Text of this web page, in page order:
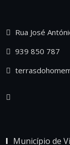
Rua José
939 850 787
Município de